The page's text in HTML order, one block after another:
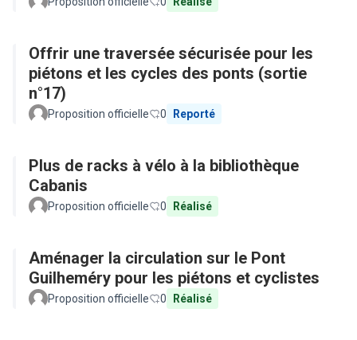
Offrir une traversée sécurisée pour les
piétons et les cycles des ponts (sortie
n°17)
Proposition officielle 0 Reporté
Plus de racks à vélo à la bibliothèque
Cabanis
Proposition officielle 0 Réalisé
Aménager la circulation sur le Pont
Guilheméry pour les piétons et cyclistes
Proposition officielle 0 Réalisé